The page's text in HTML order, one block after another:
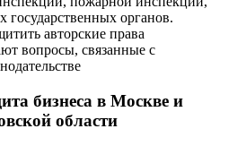
органов.
авторские права
вопросы, связанные с
бизнеса в Москве и
области